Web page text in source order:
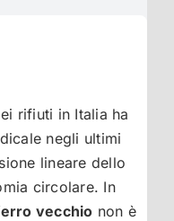
rifiuti in Italia ha
negli ultimi
lineare dello
circolare. In
vecchio non è